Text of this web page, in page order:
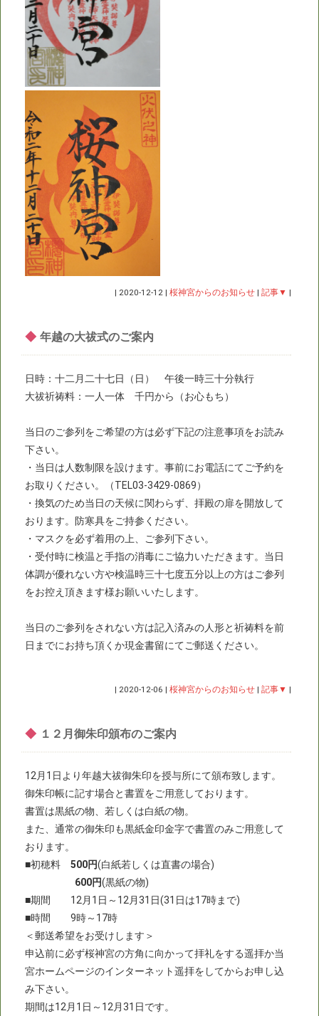
| 2020-12-12 |桜神宮からのお知らせ |記事▼ |
◆ 年越の大祓式のご案内
日時：十二月二十七日（日） 午後一時三十分執行
大祓祈祷料：一人一体 千円から（お心もち）
当日のご参列をご希望の方は必ず下記の注意事項をお読み
下さい。
・当日は人数制限を設けます。事前にお電話にてご予約を
お取りください。（TEL03-3429-0869）
・換気のため当日の天候に関わらず、拝殿の扉を開放して
おります。防寒具をご持参ください。
・マスクを必ず着用の上、ご参列下さい。
・受付時に検温と手指の消毒にご協力いただきます。当日
体調が優れない方や検温時三十七度五分以上の方はご参列
をお控え頂きます様お願いいたします。
当日のご参列をされない方は記入済みの人形と祈祷料を前
日までにお持ち頂くか現金書留にてご郵送ください。
| 2020-12-06 |桜神宮からのお知らせ |記事▼ |
◆ １２月御朱印頒布のご案内
12月1日より年越大祓御朱印を授与所にて頒布致します。
御朱印帳に記す場合と書置をご用意しております。
書置は黒紙の物、若しくは白紙の物。
また、通常の御朱印も黒紙金印金字で書置のみご用意して
おります。
■初穂料500円(白紙若しくは直書の場合)
600円(黒紙の物)
■期間 12月1日～12月31日(31日は17時まで)
■時間 9時～17時
＜郵送希望をお受けします＞
申込前に必ず桜神宮の方角に向かって拝礼をする遥拝か当
宮ホームページのインターネット遥拝をしてからお申し込
み下さい。
期間は12月1日～12月31日です。